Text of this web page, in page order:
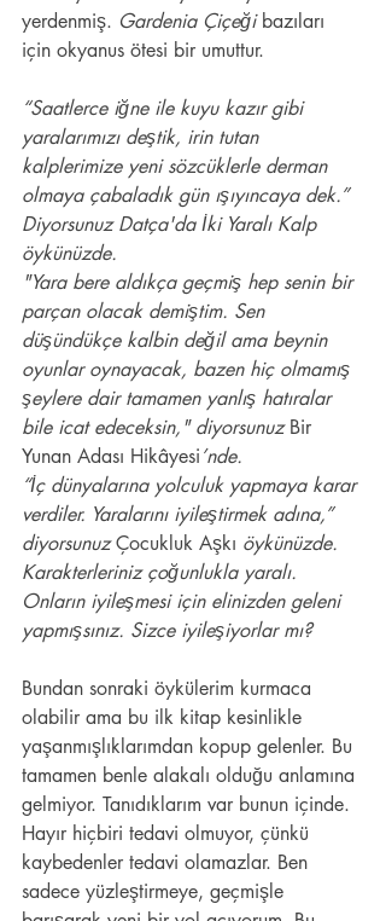
yerdenmiş. Gardenia Çiçeği bazıları
için okyanus ötesi bir umuttur.
“Saatlerce iğne ile kuyu kazır gibi
yaralarımızı deştik, irin tutan
kalplerimize yeni sözcüklerle derman
olmaya çabaladık gün ışıyıncaya dek.”
Diyorsunuz Datça'da İki Yaralı Kalp
öykünüzde.
"Yara bere aldıkça geçmiş hep senin bir
parçan olacak demiştim. Sen
düşündükçe kalbin değil ama beynin
oyunlar oynayacak, bazen hiç olmamış
şeylere dair tamamen yanlış hatıralar
bile icat edeceksin," diyorsunuz Bir
Yunan Adası Hikâyesi’nde.
“İç dünyalarına yolculuk yapmaya karar
verdiler. Yaralarını iyileştirmek adına,”
diyorsunuz Çocukluk Aşkı öykünüzde.
Karakterleriniz çoğunlukla yaralı.
Onların iyileşmesi için elinizden geleni
yapmışsınız. Sizce iyileşiyorlar mı?
Bundan sonraki öykülerim kurmaca
olabilir ama bu ilk kitap kesinlikle
yaşanmışlıklarımdan kopup gelenler. Bu
tamamen benle alakalı olduğu anlamına
gelmiyor. Tanıdıklarım var bunun içinde.
Hayır hiçbiri tedavi olmuyor, çünkü
kaybedenler tedavi olamazlar. Ben
sadece yüzleştirmeye, geçmişle